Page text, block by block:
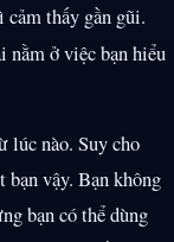
cảm thấy gần gũi.
nằm ở việc bạn hiểu
lúc nào. Suy cho
bạn vậy. Bạn không
bạn có thể dùng